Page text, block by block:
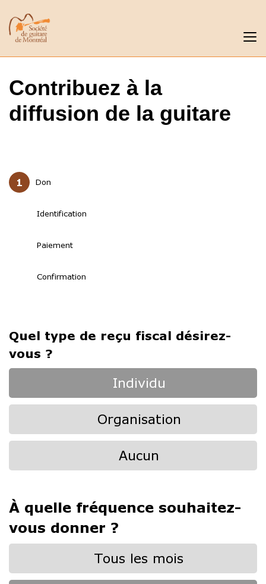
Contribuez à la
diffusion de la guitare
Don
Identification
Paiement
Confirmation
Quel type de reçu fiscal désirez-
vous ?
Individu
Organisation
Aucun
À quelle fréquence souhaitez-
vous donner ?
Tous les mois